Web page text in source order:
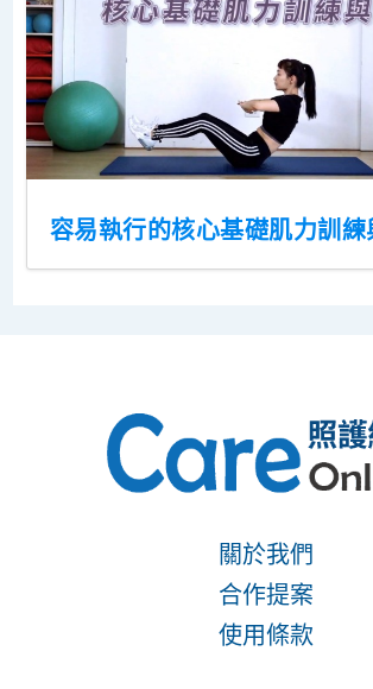
容易執行的核心基礎肌力訓
關於我們
合作提案
使用條款